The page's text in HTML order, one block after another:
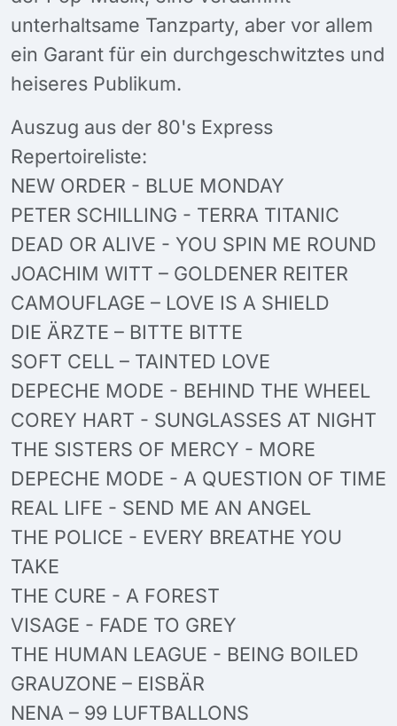
unterhaltsame Tanzparty, aber vor allem
ein Garant für ein durchgeschwitztes und
heiseres Publikum.
Auszug aus der 80's Express
Repertoireliste:
NEW ORDER - BLUE MONDAY
PETER SCHILLING - TERRA TITANIC
DEAD OR ALIVE - YOU SPIN ME ROUND
JOACHIM WITT – GOLDENER REITER
CAMOUFLAGE – LOVE IS A SHIELD
DIE ÄRZTE – BITTE BITTE
SOFT CELL – TAINTED LOVE
DEPECHE MODE - BEHIND THE WHEEL
COREY HART - SUNGLASSES AT NIGHT
THE SISTERS OF MERCY - MORE
DEPECHE MODE - A QUESTION OF TIME
REAL LIFE - SEND ME AN ANGEL
THE POLICE - EVERY BREATHE YOU
TAKE
THE CURE - A FOREST
VISAGE - FADE TO GREY
THE HUMAN LEAGUE - BEING BOILED
GRAUZONE – EISBÄR
NENA – 99 LUFTBALLONS